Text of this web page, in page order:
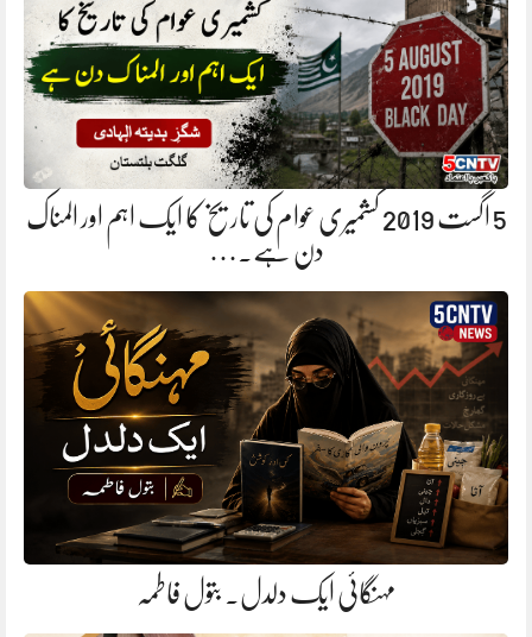
5 اگست 2019 کشمیری عوام کی تاریخ کا ایک اہم اور المناک
دن ہے.…
مہنگائی ایک دلدل. بتول فاطمہ